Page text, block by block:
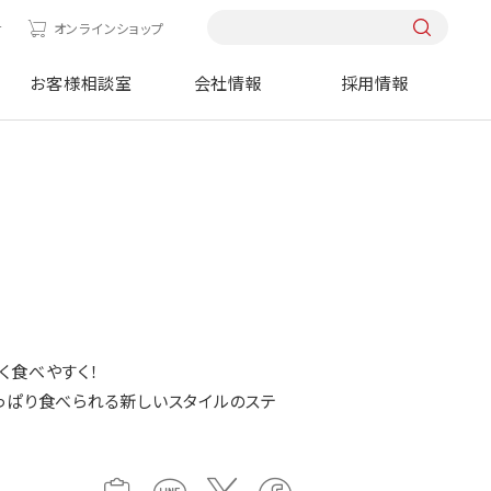
オンラインショップ
お客様相談室 会社情報 採用情報
べやすく！
ぱり食べられる新しいスタイルのステ